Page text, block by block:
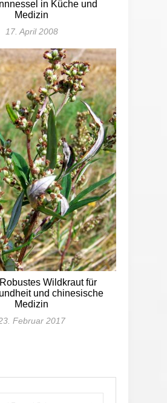
in Küche und
Medizin
17. April 2008
Wildkraut für
und chinesische
Medizin
Februar 2017